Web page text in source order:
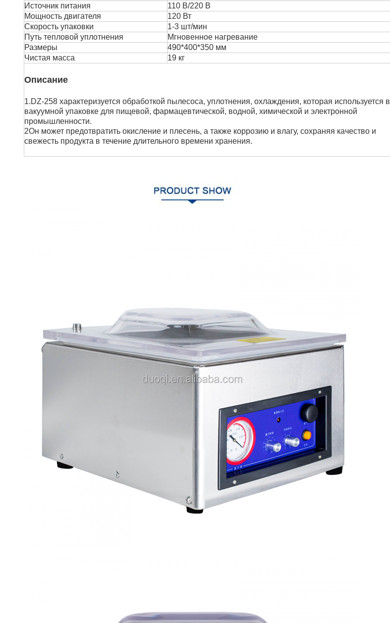
Источник питания
110 В/220 В
Мощность двигателя
120 Вт
Скорость упаковки
1-3 шт/мин
Путь тепловой уплотнения
Мгновенное нагревание
Размеры
490*400*350 мм
Чистая масса
19 кг
Описание
1.DZ-258 характеризуется обработкой пылесоса, уплотнения, охлаждения, которая используется в
вакуумной упаковке для пищевой, фармацевтической, водной, химической и электронной
промышленности.
2Он может предотвратить окисление и плесень, а также коррозию и влагу, сохраняя качество и
свежесть продукта в течение длительного времени хранения.